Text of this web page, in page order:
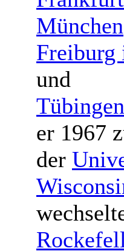
München
Freiburg
und
Tübingen
er 1967
der